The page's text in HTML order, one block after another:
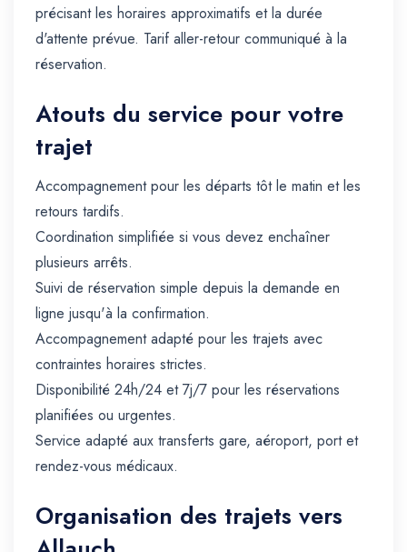
précisant les horaires approximatifs et la durée
d'attente prévue. Tarif aller-retour communiqué à la
réservation.
Atouts du service pour votre
trajet
Accompagnement pour les départs tôt le matin et les
retours tardifs.
Coordination simplifiée si vous devez enchaîner
plusieurs arrêts.
Suivi de réservation simple depuis la demande en
ligne jusqu'à la confirmation.
Accompagnement adapté pour les trajets avec
contraintes horaires strictes.
Disponibilité 24h/24 et 7j/7 pour les réservations
planifiées ou urgentes.
Service adapté aux transferts gare, aéroport, port et
rendez-vous médicaux.
Organisation des trajets vers